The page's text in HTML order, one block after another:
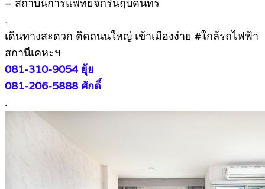
– สถาบันการแพทย์จักรีนฤบดินทร์
.
เดินทางสะดวก ติดถนนใหญ่ เข้าเมืองง่าย #ใกล้รถไฟฟ้า
สถานีเคหะฯ
081-310-9054 ยุ้ย
081-206-5888 ศักดิ์
.